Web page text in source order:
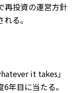
再投資の運営方針
る。
it takes」
年目に当たる。